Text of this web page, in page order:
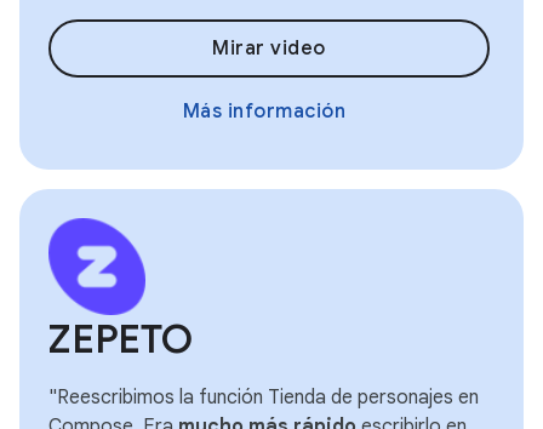
Mirar video
Más información
ZEPETO
"Reescribimos la función Tienda de personajes en